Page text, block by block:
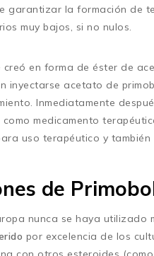
garantizar la formación de
muy bajos, si no nulos.
creó en forma de éster de
inyectarse acetato de
Inmediatamente
como medicamento
uso terapéutico y
de
nunca se haya utilizado
por excelencia de los